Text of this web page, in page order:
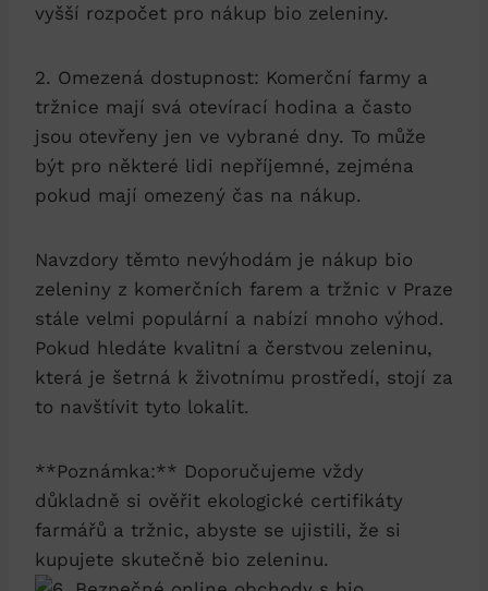
vyšší rozpočet pro nákup bio zeleniny.
2. ⁢Omezená dostupnost: Komerční farmy a
‌tržnice mají svá otevírací hodina a často⁤
jsou otevřeny jen⁢ ve vybrané dny. To může
být pro ‌některé lidi nepříjemné, zejména ​
pokud mají omezený čas na ⁤nákup.
Navzdory těmto nevýhodám je⁢ nákup bio⁤
zeleniny z komerčních farem a tržnic ​v Praze
stále velmi populární a nabízí mnoho výhod.
Pokud hledáte ⁣kvalitní a čerstvou zeleninu,
která je šetrná k životnímu prostředí, stojí za
to navštívit tyto lokalit.
**Poznámka:** Doporučujeme vždy
důkladně si ověřit ekologické certifikáty
farmářů⁣ a tržnic,⁢ abyste se ujistili, že si
kupujete ‍skutečně bio‌ zeleninu.